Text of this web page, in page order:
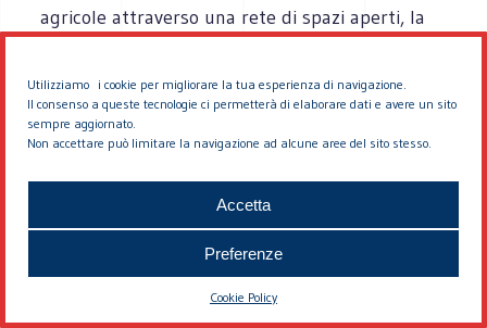
Utilizziamo i cookie per migliorare la tua esperienza di navigazione.
Il consenso a queste tecnologie ci permetterà di elaborare dati e avere un sito
sempre aggiornato.
Non accettare può limitare la navigazione ad alcune aree del sito stesso.
Accetta
Preferenze
Cookie Policy
agricole attraverso una rete di spazi aperti, la
efficiente delle strutture disponibili,
opportunità di residenza e mobilità che vadano
incontro alle necessità degli abitanti, più
Come ilPiano 2040, quello della Lake Countyè
stato redatto attraverso un ampio processo
partecipativo, basato sulla divisione del
territorio di contea su 10Cooperative Planning